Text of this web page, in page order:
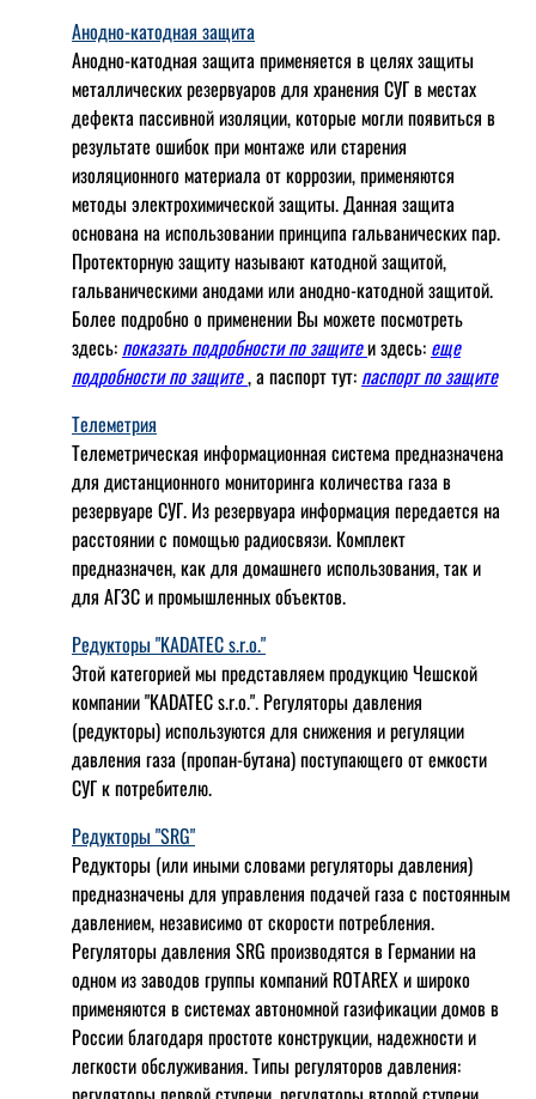
Анодно-катодная защита
Анодно-катодная защита применяется в целях защиты
металлических резервуаров для хранения СУГ в местах
дефекта пассивной изоляции, которые могли появиться в
результате ошибок при монтаже или старения
изоляционного материала от коррозии, применяются
методы электрохимической защиты. Данная защита
основана на использовании принципа гальванических пар.
Протекторную защиту называют катодной защитой,
гальваническими анодами или анодно-катодной защитой.
Более подробно о применении Вы можете посмотреть
здесь: показать подробности по защитеи здесь: еще
подробности по защите, а паспорт тут: паспорт по защите
Телеметрия
Телеметрическая информационная система предназначена
для дистанционного мониторинга количества газа в
резервуаре СУГ. Из резервуара информация передается на
расстоянии с помощью радиосвязи. Комплект
предназначен, как для домашнего использования, так и
для АГЗС и промышленных объектов.
Редукторы "KADATEC s.r.o."
Этой категорией мы представляем продукцию Чешской
компании "KADATEC s.r.o.". Регуляторы давления
(редукторы) используются для снижения и регуляции
давления газа (пропан-бутана) поступающего от емкости
СУГ к потребителю.
Редукторы "SRG"
Редукторы (или иными словами регуляторы давления)
предназначены для управления подачей газа с постоянным
давлением, независимо от скорости потребления.
Регуляторы давления SRG производятся в Германии на
одном из заводов группы компаний ROTAREX и широко
применяются в системах автономной газификации домов в
России благодаря простоте конструкции, надежности и
легкости обслуживания. Типы регуляторов давления: